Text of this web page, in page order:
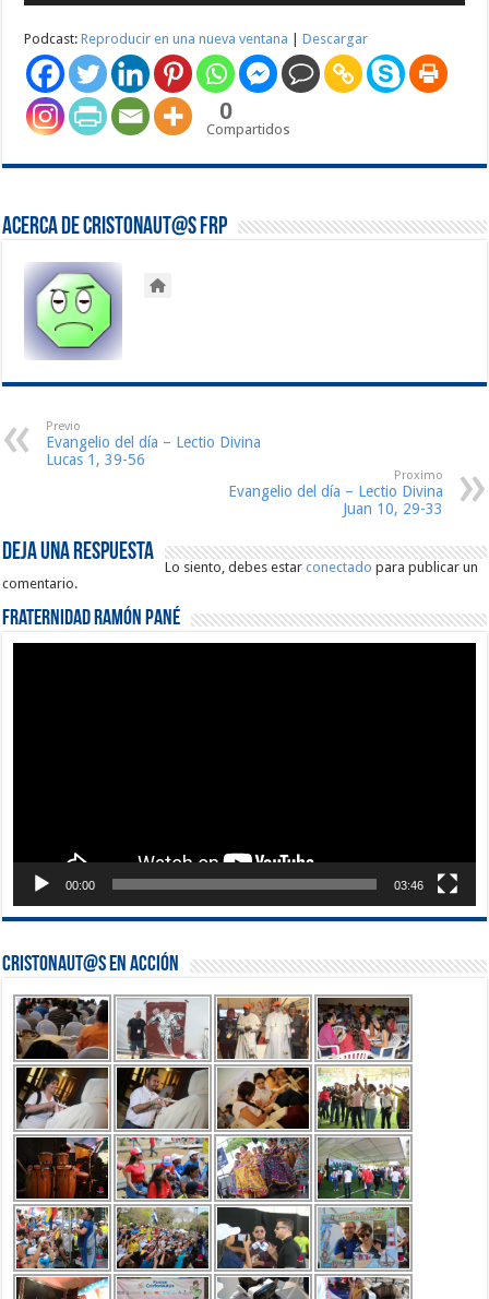
Podcast:Reproducir en una nueva ventana |Descargar
0
Compartidos
Acerca de Cristonaut@s FRP
Previo
Evangelio del día – Lectio Divina
Lucas 1, 39-56
Proximo
Evangelio del día – Lectio Divina
Juan 10, 29-33
Deja una respuesta
Lo siento, debes estarconectado para publicar un
comentario.
Fraternidad Ramón Pané
00:00 03:46
Cristonaut@s en Acción